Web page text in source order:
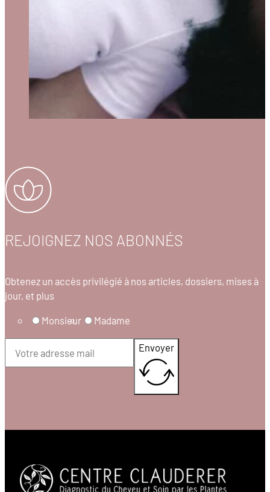
REJOIGNEZ NOS ABONNÉS
Obtenez un accès privilégié à nos articles, dossiers, mises à
jour, et plus
Monsieur Madame
Envoyer